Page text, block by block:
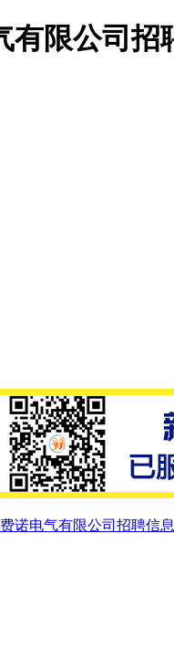
限公司招
诺电气有限公司招聘信息